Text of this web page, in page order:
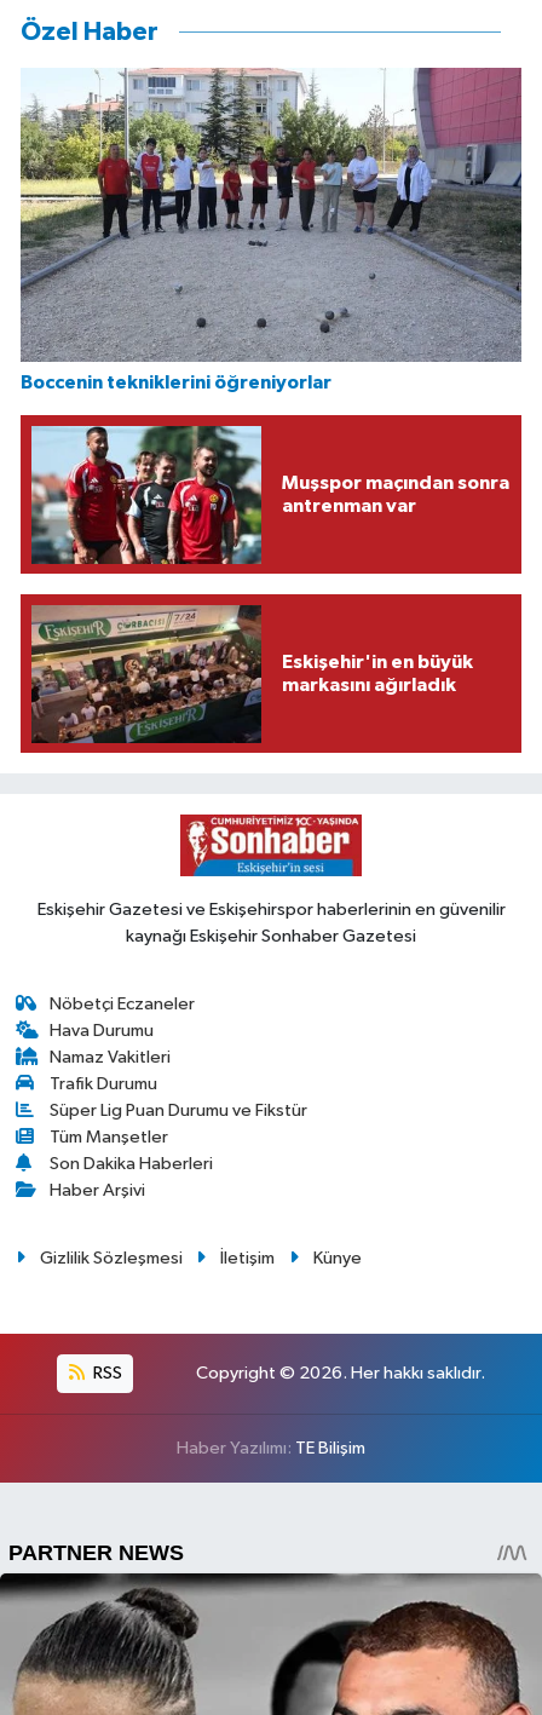
Özel Haber
Boccenin tekniklerini öğreniyorlar
Muşspor maçından sonra
antrenman var
Eskişehir'in en büyük
markasını ağırladık
Eskişehir Gazetesi ve Eskişehirspor haberlerinin en güvenilir
kaynağı Eskişehir Sonhaber Gazetesi
Nöbetçi Eczaneler
Hava Durumu
Namaz Vakitleri
Trafik Durumu
Süper Lig Puan Durumu ve Fikstür
Tüm Manşetler
Son Dakika Haberleri
Haber Arşivi
Gizlilik Sözleşmesi İletişim Künye
RSS Copyright © 2026. Her hakkı saklıdır.
Haber Yazılımı: TE Bilişim